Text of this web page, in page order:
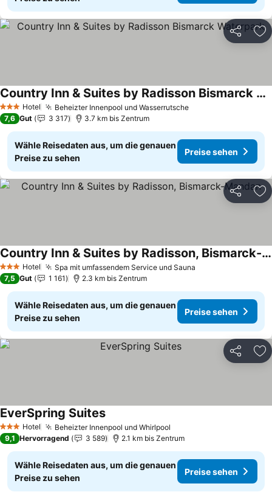
Teilen
3 SterneHotel Beheizter Innenpool und WasserrutschePreise sehen
Country Inn & Suites by Radisson Bismarck Waterpark
Preise sehen
7,6 Gut 3 317 3.7 km bis Zentrum
Wähle Reisedaten aus, um die genauen
Preise zu sehen
Preise sehen
Teilen
3 SterneHotel Spa mit umfassendem Service und Sauna
Country Inn & Suites by Radisson, Bismarck-Mandan
Preise sehen
7,5 Gut 1 161 2.3 km bis Zentrum
Wähle Reisedaten aus, um die genauen
Preise zu sehen
Preise sehen
Teilen
3 SterneHotel Beheizter Innenpool und Whirlpool
EverSpring SuitesPreise sehen
9,1 Hervorragend 3 589 2.1 km bis Zentrum
Wähle Reisedaten aus, um die genauen
Preise zu sehen
Preise sehen